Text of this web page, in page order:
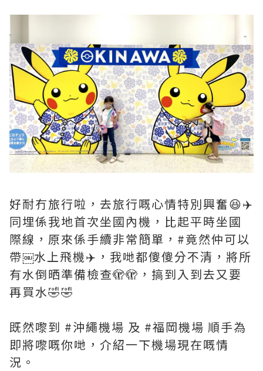
好耐冇旅行啦，去旅行嘅心情特別興奮😆✈️
同埋係我地首次坐國內機，比起平時坐國
際線，原來係手續非常簡單，#竟然仲可以
帶￼水上飛機✈️，我哋都傻傻分不清，將所
有水倒晒準備檢查🫣🫣，搞到入到去又要
再買水🤣🤣
既然嚟到 #沖繩機場 及 #福岡機場 順手為
即將嚟嘅你哋，介紹一下機場現在嘅情
況。